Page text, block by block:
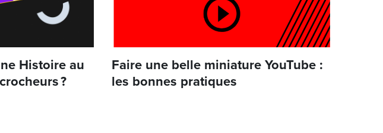
Histoire au
?
Faire une belle miniature YouTube :
les bonnes pratiques